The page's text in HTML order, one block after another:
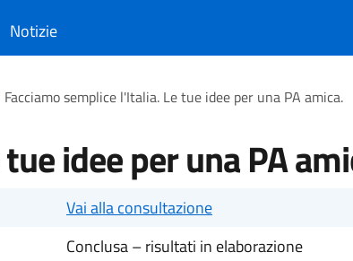
Notizie
Facciamo semplice l'Italia. Le tue idee per una PA amica.
idee per una PA
Vai alla consultazione
Conclusa – risultati in elaborazione